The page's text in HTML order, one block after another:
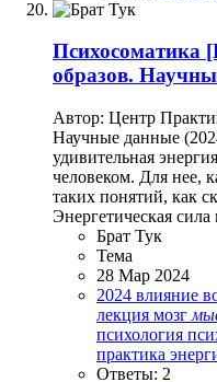
Психосоматика
образов.
Автор: Центр
Научные данные
удивительная
человеком. Для нее,
таких понятий, как
Энергетическая
Брат Тук
Тема
28 Мар 2024
2024 влияние
лекция мозг
психология
практика
Ответы: 2